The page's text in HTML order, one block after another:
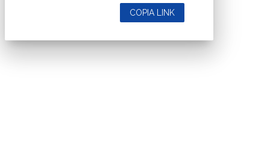
COPIA LINK